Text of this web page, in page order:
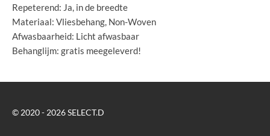
Repeterend: Ja, in de breedte
Materiaal: Vliesbehang, Non-Woven
Afwasbaarheid: Licht afwasbaar
Behanglijm: gratis meegeleverd!
© 2020 - 2026 SELECT.D